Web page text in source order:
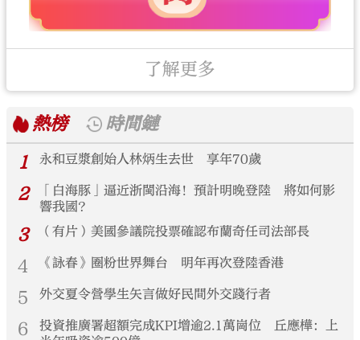
了解更多
熱榜
時間鏈
1
永和豆漿創始人林炳生去世 享年70歲
2
「白海豚」逼近浙閩沿海！預計明晚登陸 將如何影
響我國？
3 （有片）美國參議院投票確認布蘭奇任司法部長
4 《詠春》圈粉世界舞台 明年再次登陸香港
5 外交夏令營學生矢言做好民間外交踐行者
6
投資推廣署超額完成KPI增逾2.1萬崗位 丘應樺：上